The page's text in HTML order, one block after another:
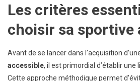
Les critères
choisir sa sportive
Avant de se lancer dans l’acquisition
accessible, il est primordial d’établir une
Cette approche méthodique permet